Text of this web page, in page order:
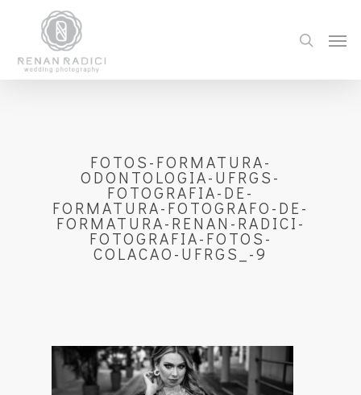
FOTOS-FORMATURA-
ODONTOLOGIA-UFRGS-
FOTOGRAFIA-DE-
FORMATURA-FOTOGRAFO-DE-
FORMATURA-RENAN-RADICI-
FOTOGRAFIA-FOTOS-
COLACAO-UFRGS_-9